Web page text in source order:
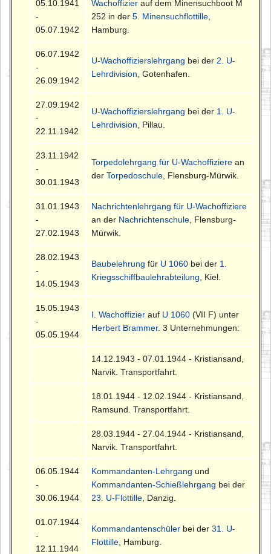
05.10.1941
-
05.07.1942
Wachoffizier auf dem Minensuchboot M
252 in der5. Minensuchflottille
Hamburg.
06.07.1942
-
26.09.1942
U-Wachoffizierslehrgang bei der 2. U-
Lehrdivision , Gotenhafen.
27.09.1942
-
22.11.1942
U-Wachoffizierslehrgang bei der 1. U-
Lehrdivision , Pillau.
23.11.1942
-
30.01.1943
Torpedolehrgang für U-Wachoffiziere an
derTorpedoschule , Flensburg-Mürwik.
31.01.1943
-
27.02.1943
Nachrichtenlehrgang für U-Wachoffiziere
an der Nachrichtenschule , Flensburg-
Mürwik.
28.02.1943
-
14.05.1943
Baubelehrung für U 1060 bei der 1.
Kriegsschiffbaulehrabteilung , Kiel.
15.05.1943
-
05.05.1944
I. Wachoffizier auf U 1060 (VII F) unter
Herbert Brammer. 3 Unternehmungen:
14.12.1943 - 07.01.1944 - Kristiansand,
Narvik. Transportfahrt.
18.01.1944 - 12.02.1944 - Kristiansand,
Ramsund. Transportfahrt.
28.03.1944 - 27.04.1944 - Kristiansand,
Narvik. Transportfahrt.
06.05.1944
-
30.06.1944
Kommandanten-Lehrgang und
Kommandanten-Schießlehrgang bei der
23. U-Flottille , Danzig.
01.07.1944
-
12.11.1944
Kommandantenschüler bei der31. U-
Flottille , Hamburg.